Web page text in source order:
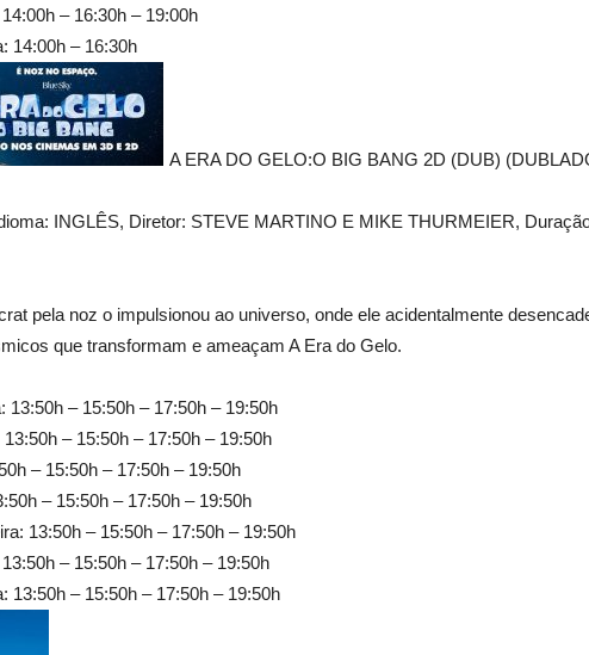
– 16:30h – 19:00h
14:00h – 16:30h
A ERA DO GELO:O BIG BANG 2D (DUB)
INGLÊS, Diretor: STEVE MARTINO E MIKE THURMEIER,
pela noz o impulsionou ao universo, onde ele acidentalmente
que transformam e ameaçam A Era do Gelo.
13:50h – 15:50h – 17:50h – 19:50h
– 15:50h – 17:50h – 19:50h
– 15:50h – 17:50h – 19:50h
– 15:50h – 17:50h – 19:50h
13:50h – 15:50h – 17:50h – 19:50h
– 15:50h – 17:50h – 19:50h
13:50h – 15:50h – 17:50h – 19:50h